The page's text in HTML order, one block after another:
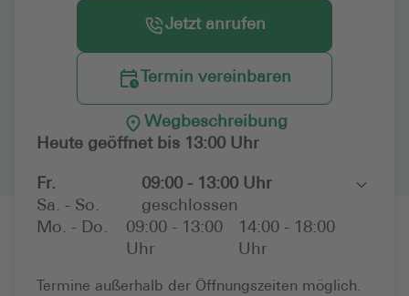
Jetzt anrufen
Termin vereinbaren
Wegbeschreibung
Heute geöffnet bis 13:00 Uhr
Fr.
09:00 - 13:00 Uhr
Sa. - So.
geschlossen
Mo. - Do.
09:00 - 13:00
Uhr
14:00 - 18:00
Uhr
Toggle
Termine außerhalb der Öffnungszeiten möglich.